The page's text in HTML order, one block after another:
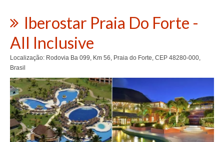
Iberostar Praia Do Forte -
All Inclusive
Localização: Rodovia Ba 099, Km 56, Praia do Forte, CEP 48280-000,
Brasil